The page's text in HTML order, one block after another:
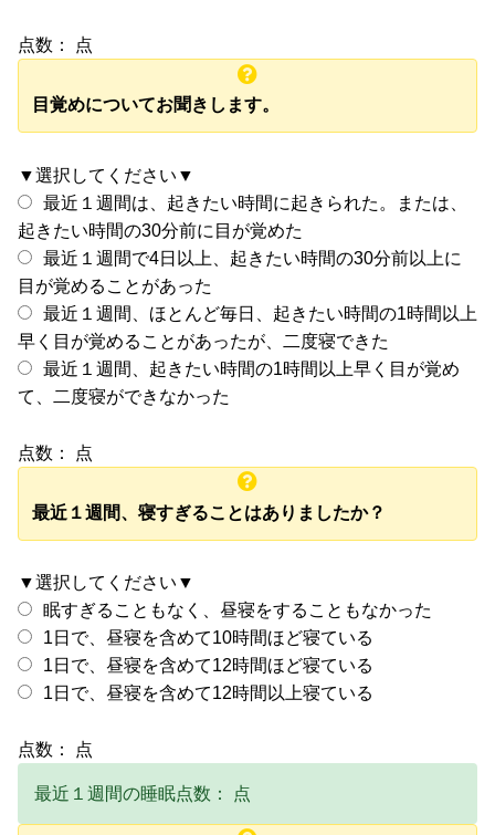
点数： 点
目覚めについてお聞きします。
▼選択してください▼
最近１週間は、起きたい時間に起きられた。または、
起きたい時間の30分前に目が覚めた
最近１週間で4日以上、起きたい時間の30分前以上に
目が覚めることがあった
最近１週間、ほとんど毎日、起きたい時間の1時間以上
早く目が覚めることがあったが、二度寝できた
最近１週間、起きたい時間の1時間以上早く目が覚め
て、二度寝ができなかった
点数： 点
最近１週間、寝すぎることはありましたか？
▼選択してください▼
眠すぎることもなく、昼寝をすることもなかった
1日で、昼寝を含めて10時間ほど寝ている
1日で、昼寝を含めて12時間ほど寝ている
1日で、昼寝を含めて12時間以上寝ている
点数： 点
最近１週間の睡眠点数： 点